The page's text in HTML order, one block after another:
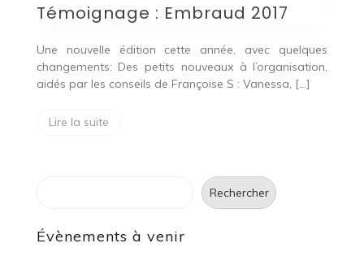
Témoignage : Embraud 2017
Une nouvelle édition cette année, avec quelques
changements: Des petits nouveaux à l’organisation,
aidés par les conseils de Françoise S : Vanessa, […]
Lire la suite
Rechercher
Évènements à venir